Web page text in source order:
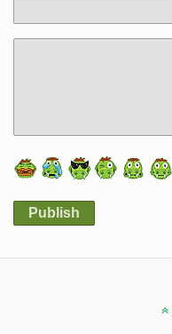
Publish